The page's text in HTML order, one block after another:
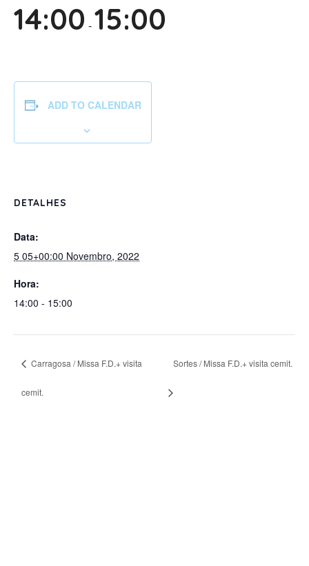
14:00 -15:00
ADD TO CALENDAR
DETALHES
Data:
5 05+00:00 Novembro, 2022
Hora:
14:00 - 15:00
Carragosa / Missa F.D.+ visita
cemit.
Sortes / Missa F.D.+ visita cemit.